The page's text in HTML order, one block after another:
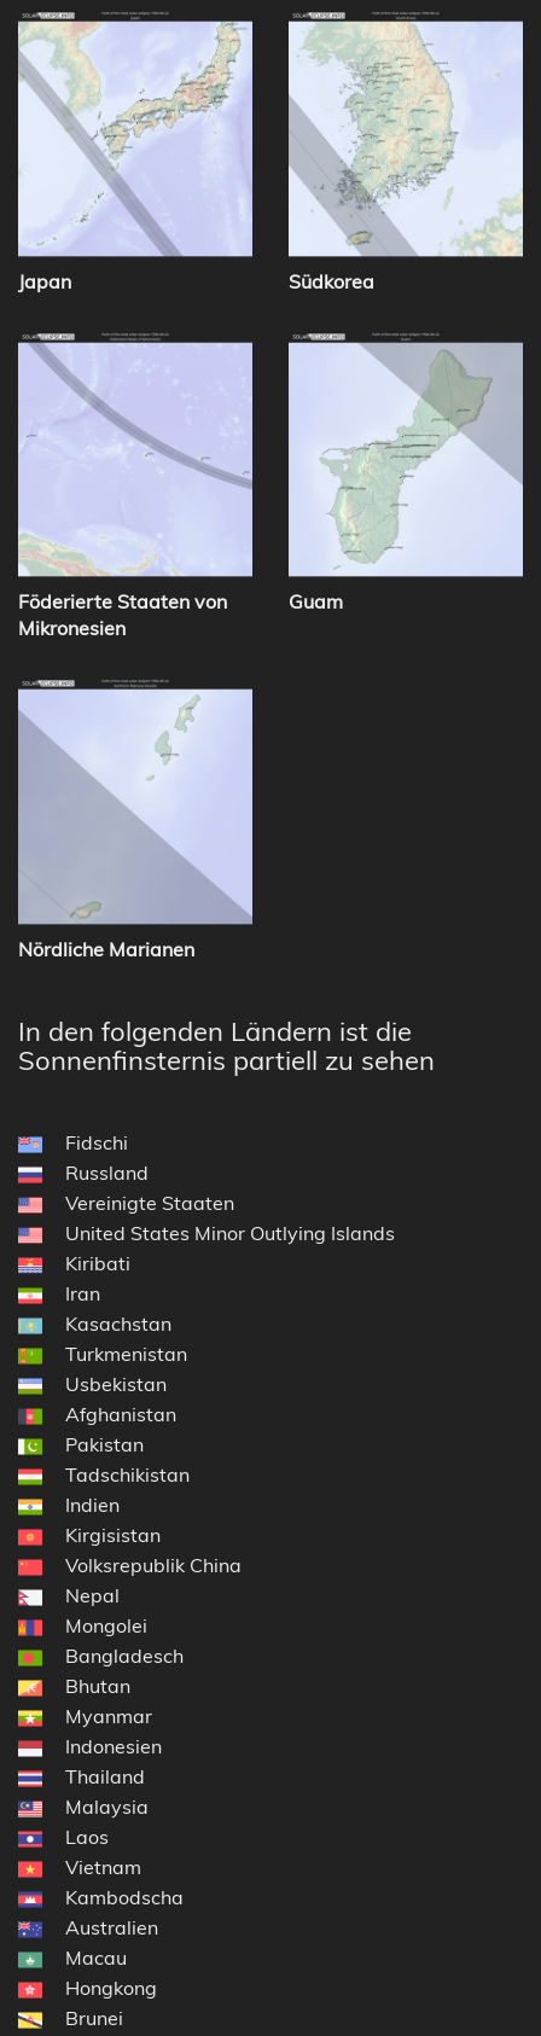
Japan Südkorea
Föderierte Staaten von
Mikronesien
Guam
Nördliche Marianen
In den folgenden Ländern ist die
Sonnenfinsternis partiell zu sehen
Fidschi
Russland
Vereinigte Staaten
United States Minor Outlying Islands
Kiribati
Iran
Kasachstan
Turkmenistan
Usbekistan
Afghanistan
Pakistan
Tadschikistan
Indien
Kirgisistan
Volksrepublik China
Nepal
Mongolei
Bangladesch
Bhutan
Myanmar
Indonesien
Thailand
Malaysia
Laos
Vietnam
Kambodscha
Australien
Macau
Hongkong
Brunei